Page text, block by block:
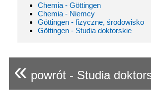
Chemia - Göttingen
Chemia - Niemcy
Göttingen - fizyczne, środowisko
Göttingen - Studia doktorskie
« powrót - Studia